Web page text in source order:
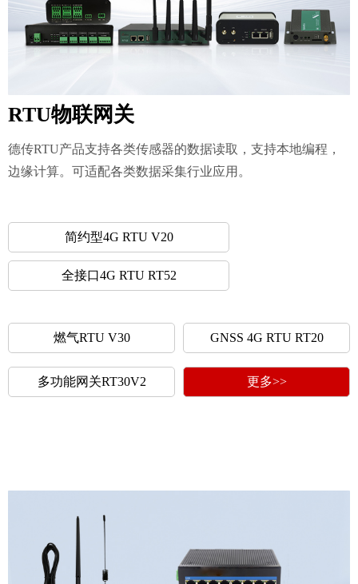
RTU物联网关
德传RTU产品支持各类传感器的数据读取，支持本地编程，
边缘计算。可适配各类数据采集行业应用。
简约型4G RTU V20
全接口4G RTU RT52
燃气RTU V30 GNSS 4G RTU RT20
多功能网关RT30V2 更多>>